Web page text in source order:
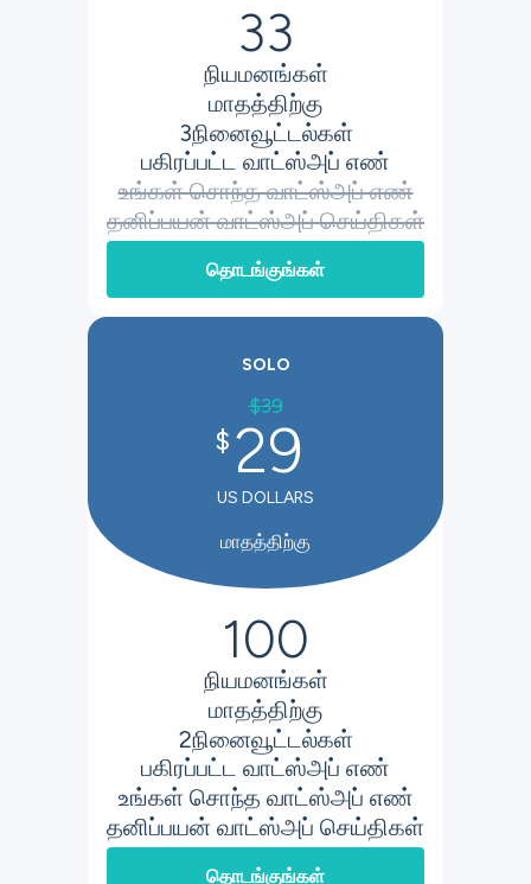
33
நியமனங்கள்
மாதத்திற்கு
3நினைவூட்டல்கள்
பகிரப்பட்ட வாட்ஸ்அப் எண்
உங்கள் சொந்த வாட்ஸ்அப் எண்
தனிப்பயன் வாட்ஸ்அப் செய்திகள்
தொடங்குங்கள்
SOLO
$39
$ 29
US DOLLARS
மாதத்திற்கு
100
நியமனங்கள்
மாதத்திற்கு
2நினைவூட்டல்கள்
பகிரப்பட்ட வாட்ஸ்அப் எண்
உங்கள் சொந்த வாட்ஸ்அப் எண்
தனிப்பயன் வாட்ஸ்அப் செய்திகள்
தொடங்குங்கள்